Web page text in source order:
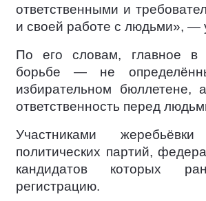
ответственными и
и своей работе с людьми», —
По его словам, главное в
борьбе — не
избирательном бюллетене,
ответственность перед
Участниками
политических партий,
кандидатов которых
регистрацию.